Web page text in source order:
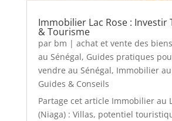
Immobilier Lac Rose : Investir
& Tourisme
par bm | achat et vente des
au Sénégal, Guides pratiques
vendre au Sénégal, Immobilier
Guides & Conseils
Partage cet article Immobilier au
(Niaga) : Villas, potentiel